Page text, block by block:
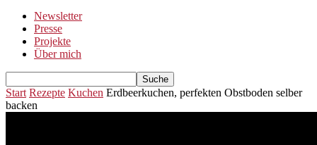
Newsletter
Presse
Projekte
Über mich
Start Rezepte Kuchen Erdbeerkuchen, perfekten Obstboden selber
backen